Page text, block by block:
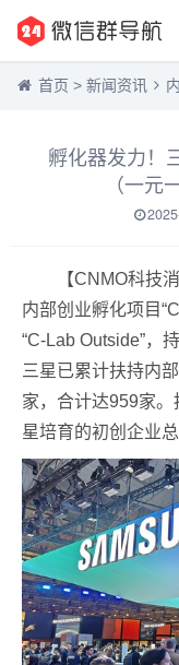
首页 > 新闻资讯
孵化器发力！
（一
【CNMO科技
内部创业孵化项目
“C-Lab Outside”，
三星已累计扶持内
家，合计达959家
星培育的初创企业